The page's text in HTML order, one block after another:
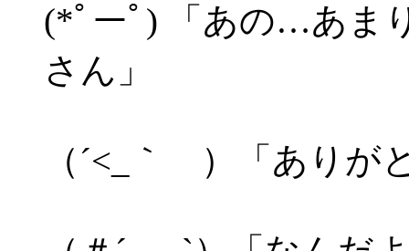
(*ﾟーﾟ) 「あの…あま
さん」
（´<_｀ ）「ありが